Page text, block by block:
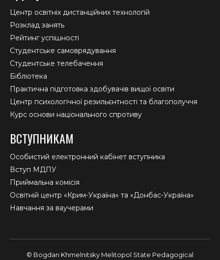
Центр освітніх дистанційних технологій
Розклад занять
Рейтинг успішності
Студентське самоврядування
Студентське телебачення
Бібліотека
Практична підготовка здобувачів вищої освіти
Центр психологічної резильєнтності та благополуччя
Курс основи національного спротиву
ВСТУПНИКАМ
Особистий електронний кабінет вступника
Вступ МДПУ
Приймальна комісія
Освітній центр «Крим-Україна» та «Донбас-Україна»
Навчання за ваучерами
© Bogdan Khmelnitsky Melitopol State Pedagogical